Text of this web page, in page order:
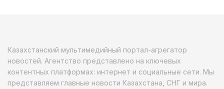
Казахстанский мультимедийный портал-агрегатор
новостей. Агентство представлено на ключевых
контентных платформах: интернет и социальные сети. Мы
представляем главные новости Казахстана, СНГ и мира.